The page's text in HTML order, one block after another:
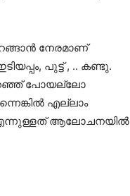
നേരമാണ്
പുട്ട് , .. കണ്ടു.
പോയല്ലോ
എല്ലാം
എന്നുള്ളത് ആലോചനയിൽ